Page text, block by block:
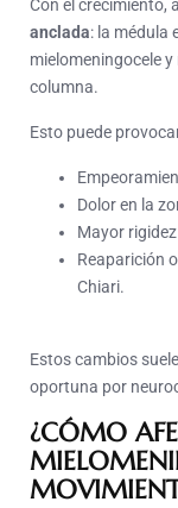
Con el crecimiento,
anclada: la médula
mielomeningocele
columna.
Esto puede
Dolor en la
Mayor
Reaparición
Chiari.
Estos cambios
oportuna por
¿CÓMO